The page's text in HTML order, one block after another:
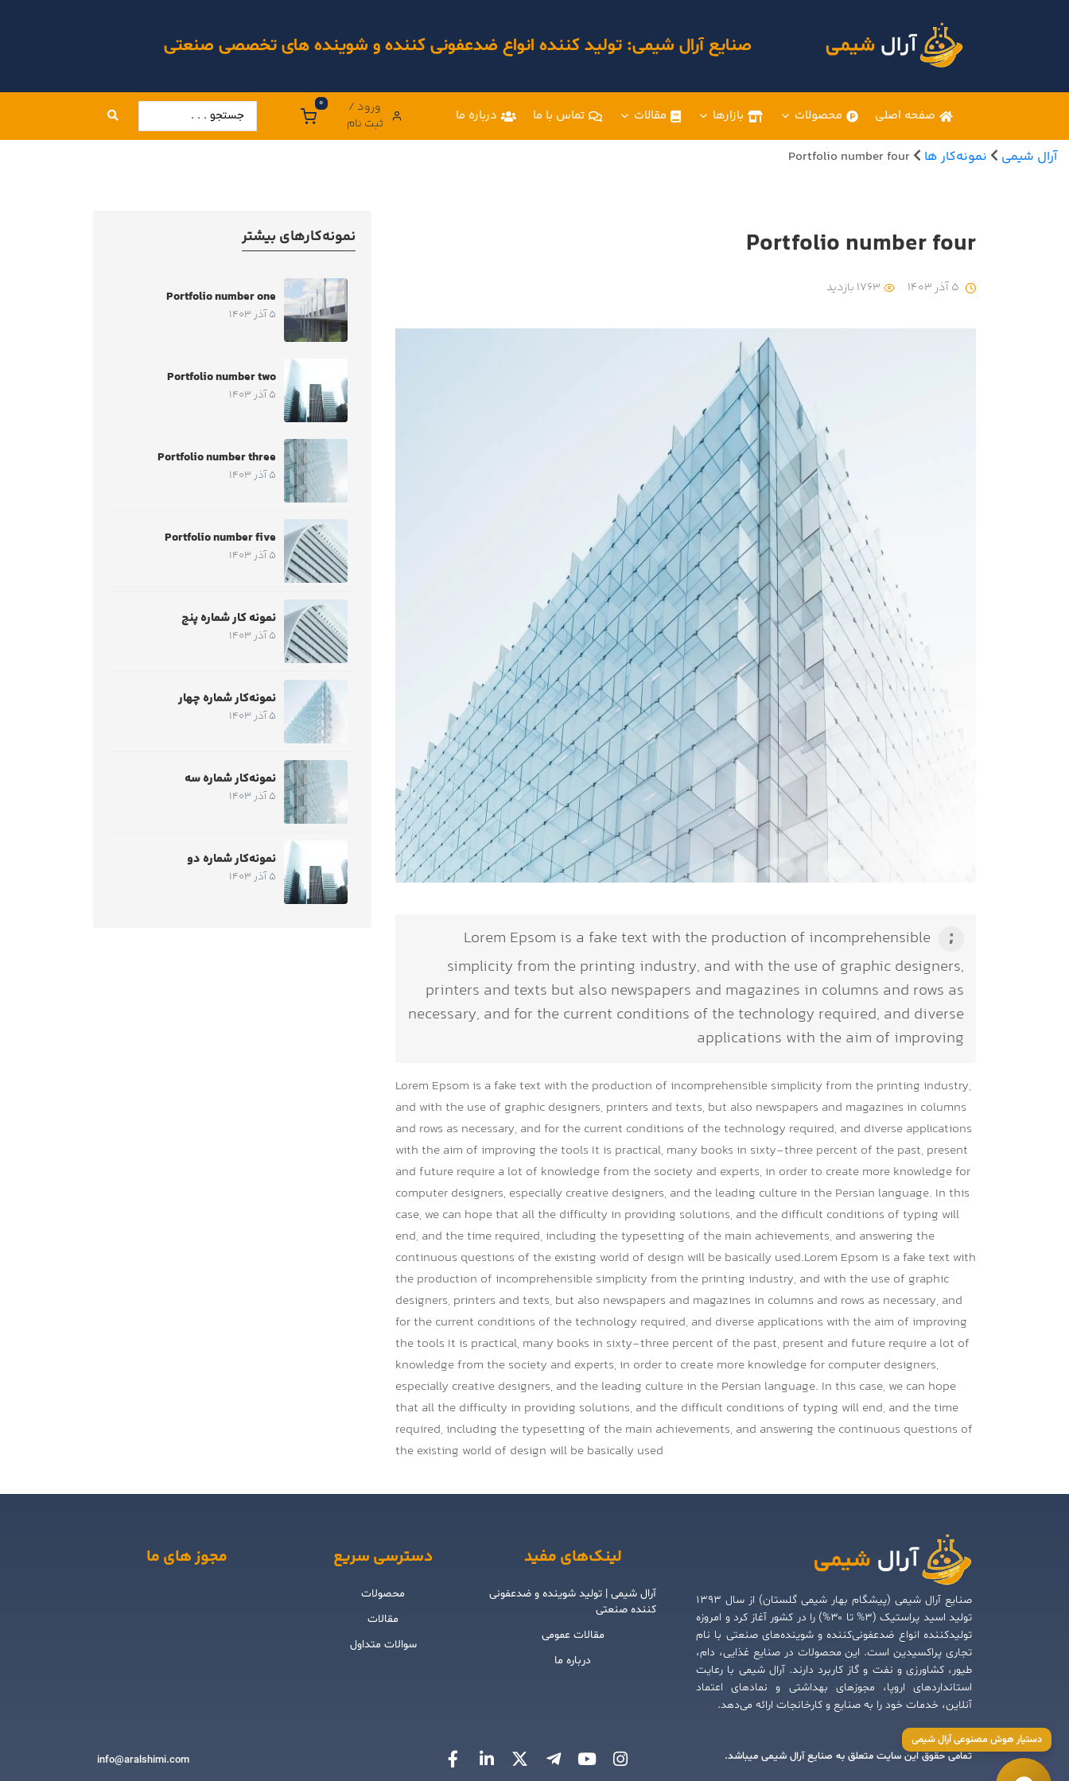
صنایع آرال شیمی: تولید کننده انواع ضدعفونی کننده و شوینده های تخصصی صنعتی
صفحه اصلی محصولات بازارها مقالات تماس با ما درباره ما
ورود /
ثبت نام
0
آرال شیمی نمونه‌کار ها Portfolio number four
Portfolio number four
1763 بازدید
Lorem Epsom is a fake text with the production of incomprehensible
simplicity from the printing industry, and with the use of graphic designers,
printers and texts but also newspapers and magazines in columns and rows as
necessary, and for the current conditions of the technology required, and diverse
applications with the aim of improving
Lorem Epsom is a fake text with the production of incomprehensible simplicity from the printing industry,
and with the use of graphic designers, printers and texts, but also newspapers and magazines in columns
and rows as necessary, and for the current conditions of the technology required, and diverse applications
with the aim of improving the tools It is practical, many books in sixty-three percent of the past, present
and future require a lot of knowledge from the society and experts, in order to create more knowledge for
computer designers, especially creative designers, and the leading culture in the Persian language. In this
case, we can hope that all the difficulty in providing solutions, and the difficult conditions of typing will
end, and the time required, including the typesetting of the main achievements, and answering the
continuous questions of the existing world of design will be basically used.Lorem Epsom is a fake text with
the production of incomprehensible simplicity from the printing industry, and with the use of graphic
designers, printers and texts, but also newspapers and magazines in columns and rows as necessary, and
for the current conditions of the technology required, and diverse applications with the aim of improving
the tools It is practical, many books in sixty-three percent of the past, present and future require a lot of
knowledge from the society and experts, in order to create more knowledge for computer designers,
especially creative designers, and the leading culture in the Persian language. In this case, we can hope
that all the difficulty in providing solutions, and the difficult conditions of typing will end, and the time
required, including the typesetting of the main achievements, and answering the continuous questions of
the existing world of design will be basically used
نمونه‌کارهای بیشتر
Portfolio number one
5 آذر 1403
Portfolio number two
5 آذر 1403
Portfolio number three
5 آذر 1403
Portfolio number five
5 آذر 1403
نمونه کار شماره پنج
5 آذر 1403
نمونه‌کار شماره چهار
5 آذر 1403
نمونه‌کار شماره سه
5 آذر 1403
نمونه‌کار شماره دو
5 آذر 1403
صنایع آرال شیمی (پیشگام بهار شیمی گلستان) از سال ۱۳۹۳
تولید اسید پراستیک (۳% تا ۳۰%) را در کشور آغاز کرد و امروزه
تولیدکننده انواع ضدعفونی‌کننده و شوینده‌های صنعتی با نام
تجاری پراکسیدین است. این محصولات در صنایع غذایی، دام،
طیور، کشاورزی و نفت و گاز کاربرد دارند. آرال شیمی با رعایت
استانداردهای اروپا، مجوزهای بهداشتی و نمادهای اعتماد
آنلاین، خدمات خود را به صنایع و کارخانجات ارائه می‌دهد.
لینک‌های مفید
آرال شیمی | تولید شوینده و ضدعفونی
کننده صنعتی
مقالات عمومی
درباره ما
دسترسی سریع
محصولات
مقالات
سوالات متداول
مجوز های ما
تمامی حقوق این سایت متعلق به صنایع آرال شیمی میباشد. info@aralshimi.com
دستیار هوش مصنوعی آرال شیمی